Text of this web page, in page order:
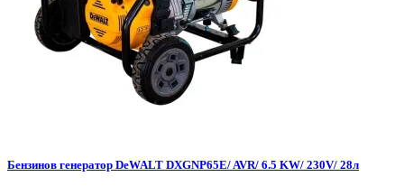
Бензинов генератор DeWALT DXGNP65E/ AVR/ 6.5 KW/ 230V/ 28л